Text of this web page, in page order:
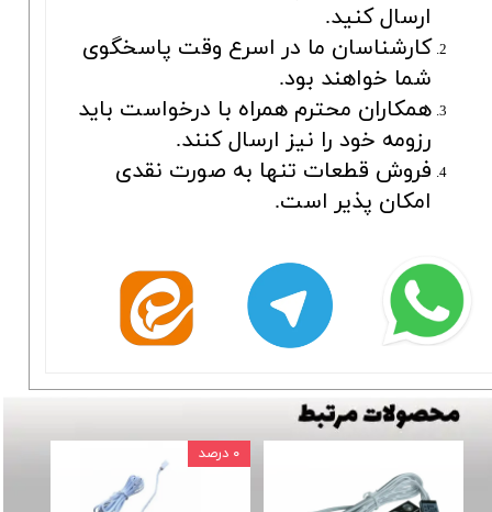
ارسال کنید.
کارشناسان ما در اسرع وقت پاسخگوی
شما خواهند بود.
همکاران محترم همراه با درخواست باید
رزومه خود را نیز ارسال کنند.
فروش قطعات تنها به صورت نقدی
امکان پذیر است.
۰ درصد